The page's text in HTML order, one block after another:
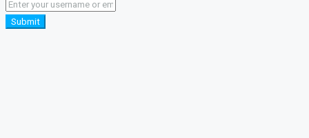
Submit